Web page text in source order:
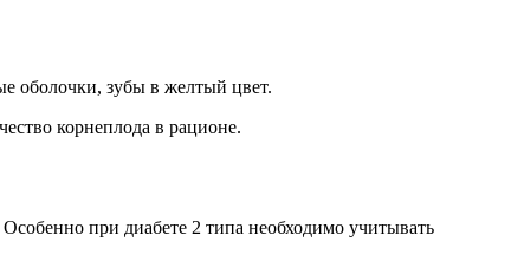
оболочки, зубы в желтый цвет.
корнеплода в рационе.
при диабете 2 типа необходимо учитывать